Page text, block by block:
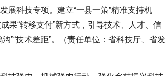
展科技专项。建立“一县一策”精准支持机
果“转移支付”新方式，引导技术、人才、信
”“技术差距”。（责任单位：省科技厅、省发